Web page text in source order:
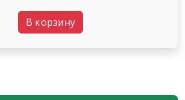
В корзину